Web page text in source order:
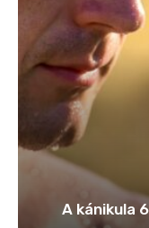
A kánikula